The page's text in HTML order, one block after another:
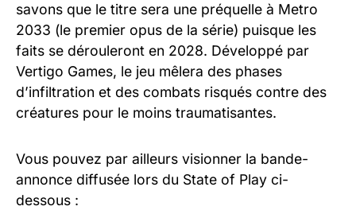
savons que le titre sera une préquelle à Metro
2033 (le premier opus de la série) puisque les
faits se dérouleront en 2028. Développé par
Vertigo Games, le jeu mêlera des phases
d’infiltration et des combats risqués contre des
créatures pour le moins traumatisantes.
Vous pouvez par ailleurs visionner la bande-
annonce diffusée lors du State of Play ci-
dessous :